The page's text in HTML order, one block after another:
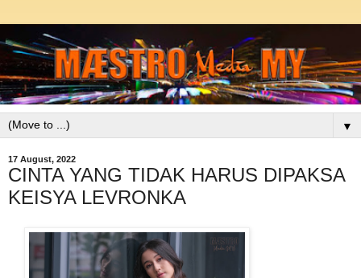
▼
17 August, 2022
CINTA YANG TIDAK HARUS DIPAKSA
KEISYA LEVRONKA